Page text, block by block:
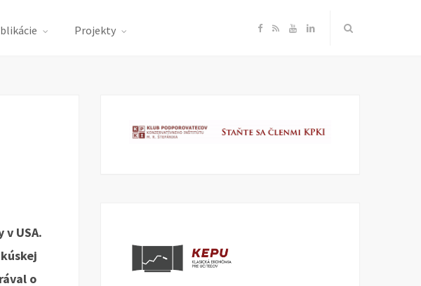
Projekty F
e
R Y
T
L
k
USA.
o